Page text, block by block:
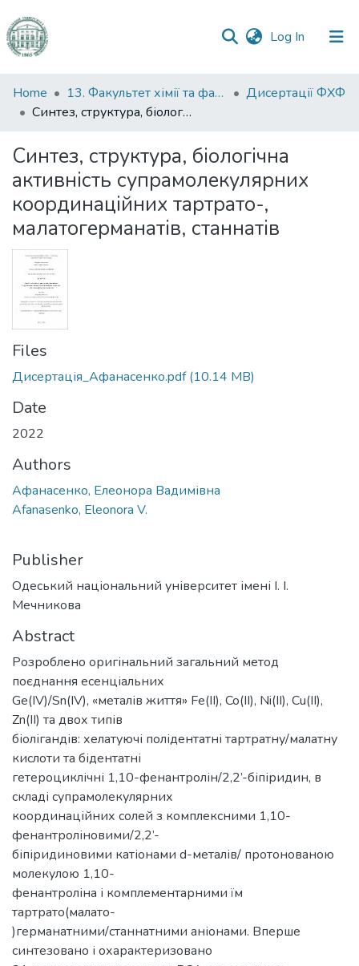
Log In (current)
Communities
&
All of DSpace
Statistics
Home 13. Факультет хімії та фармації
Дисертації ФХФ
Синтез, структура, біологічна активність супрамолекулярних координаційних тартрато-, малатогерманатів, станнатів
Синтез, структура, біологічна
активність супрамолекулярних
координаційних тартрато-,
малатогерманатів, станнатів
Files
Дисертація_Афанасенко.pdf(10.14 MB)
Date
2022
Authors
Афанасенко, Елеонора Вадимівна
Afanasenko, Eleonora V.
Publisher
Одеський національний університет імені І. І.
Мечникова
Abstract
Розроблено оригінальний загальний метод
поєднання есенціальних
Ge(IV)/Sn(IV), «металів життя» Fe(II), Co(II), Ni(II), Cu(II),
Zn(II) та двох типів
біолігандів: хелатуючі полідентатні тартратну/малатну
кислоти та бідентатні
гетероциклічні 1,10-фенантролін/2,2’-біпіридин, в
складі супрамолекулярних
координаційних солей з комплексними 1,10-
фенантроліновими/2,2’-
біпіридиновими катіонами d-металів/ протонованою
молекулою 1,10-
фенантроліна і комплементарними їм
тартрато(малато-
)германатними/станнатними аніонами. Вперше
синтезовано і охарактеризовано